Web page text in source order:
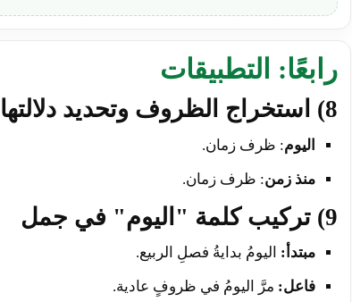
رابعًا: التطبيقات
8) استخراج الظروف وتحديد دلالتها
اليوم: ظرف زمان.
منذ زمن: ظرف زمان.
9) تركيب كلمة "اليوم" في جمل
مبتدأ: اليومُ بدايةُ فصلِ الربيع.
فاعل: مرَّ اليومُ في ظروفٍ عادية.